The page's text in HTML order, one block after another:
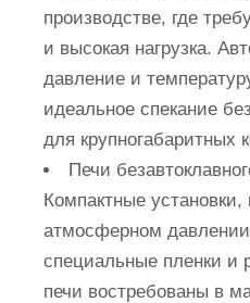
производстве, где
и высокая нагрузка.
давление и
идеальное спекание
для крупногабаритных
Печи
Компактные
атмосферном
специальные пленки и
печи востребованы в